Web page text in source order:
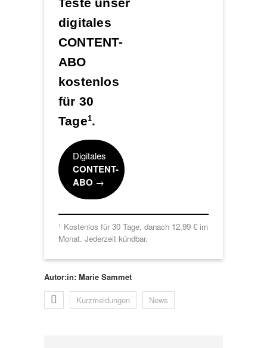
digitales
CONTENT-
ABO
kostenlos
für 30
Tage1.
Digitales
CONTENT-
ABO →
1 Kostenlos für 30 Tage, danach 12,99 € im
Monat. Jederzeit kündbar.
Autor:in: Marie Sammet
Kurzmeldungen News